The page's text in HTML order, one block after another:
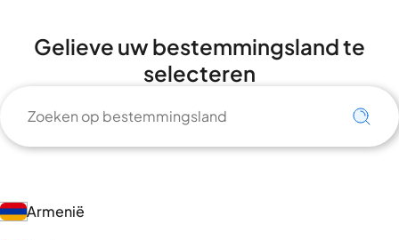
Gelieve uw bestemmingsland te
selecteren
Armenië